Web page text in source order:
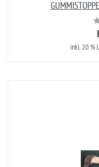
inkl. 20 %